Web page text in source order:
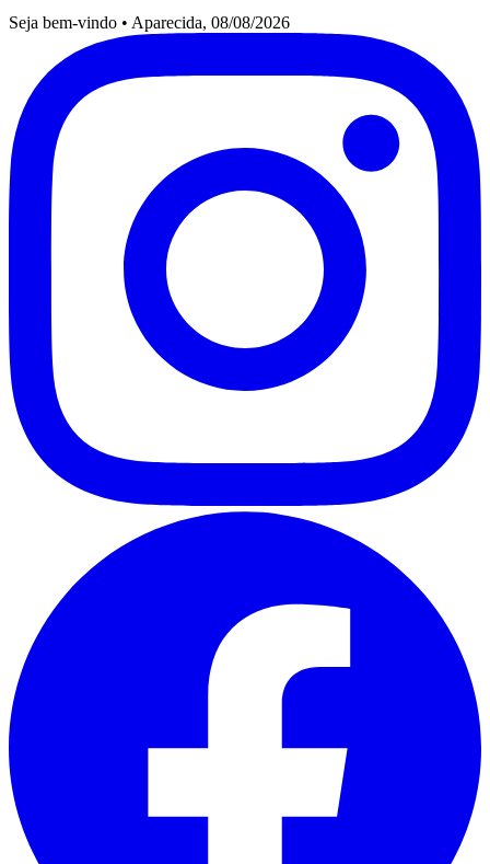
Seja bem-vindo • Aparecida, 08/08/2026